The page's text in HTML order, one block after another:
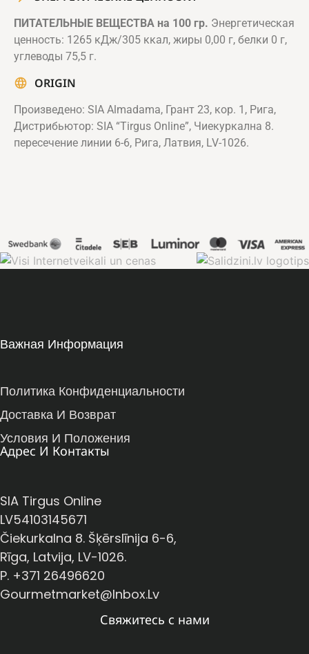
ПИТАТЕЛЬНЫЕ ВЕЩЕСТВА на 100 гр. Энергетическая
ценность: 1265 кДж/305 ккал, жиры 0,00 г, белки 0 г,
углеводы 75,5 г.
ORIGIN
Произведено: SIA Almadama, Грант 23, кор. 1, Рига,
Дистрибьютор: SIA “Tirgus Online”, Чиекуркална 8.
пересечение линии 6-6, Рига, Латвия, LV-1026.
Важная Информация
Политика Конфиденциальности
Доставка И Возврат
Условия И Положения
Адрес И Контакты
SIA Tirgus Online
LV54103145671
Čiekurkalna 8. Šķērslīnija 6-6,
Rīga, Latvija, LV-1026.
P. +371 26496620
Gourmetmarket@inbox.lv
Свяжитесь с нами